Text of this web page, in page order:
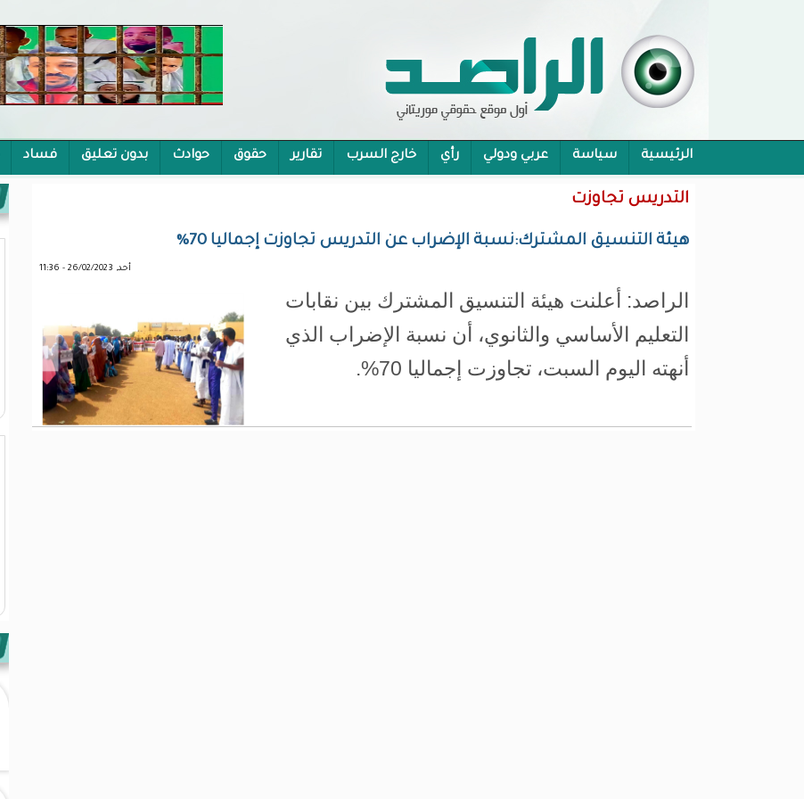
الرئيسية سياسة عربي ودولي رأي خارج السرب تقارير حقوق حوادث بدون تعليق فساد
محام:قانون حماية الرموز تفوح منه رائحة الاحكام الشمولية
التدريس تجاوزت
هيئة التنسيق المشترك:نسبة الإضراب عن التدريس تجاوزت إجماليا 70%
أحد, 26/02/2023 - 11:36
الراصد: أعلنت هيئة التنسيق المشترك بين نقابات
التعليم الأساسي والثانوي، أن نسبة الإضراب الذي
أنهته اليوم السبت، تجاوزت إجماليا 70%.